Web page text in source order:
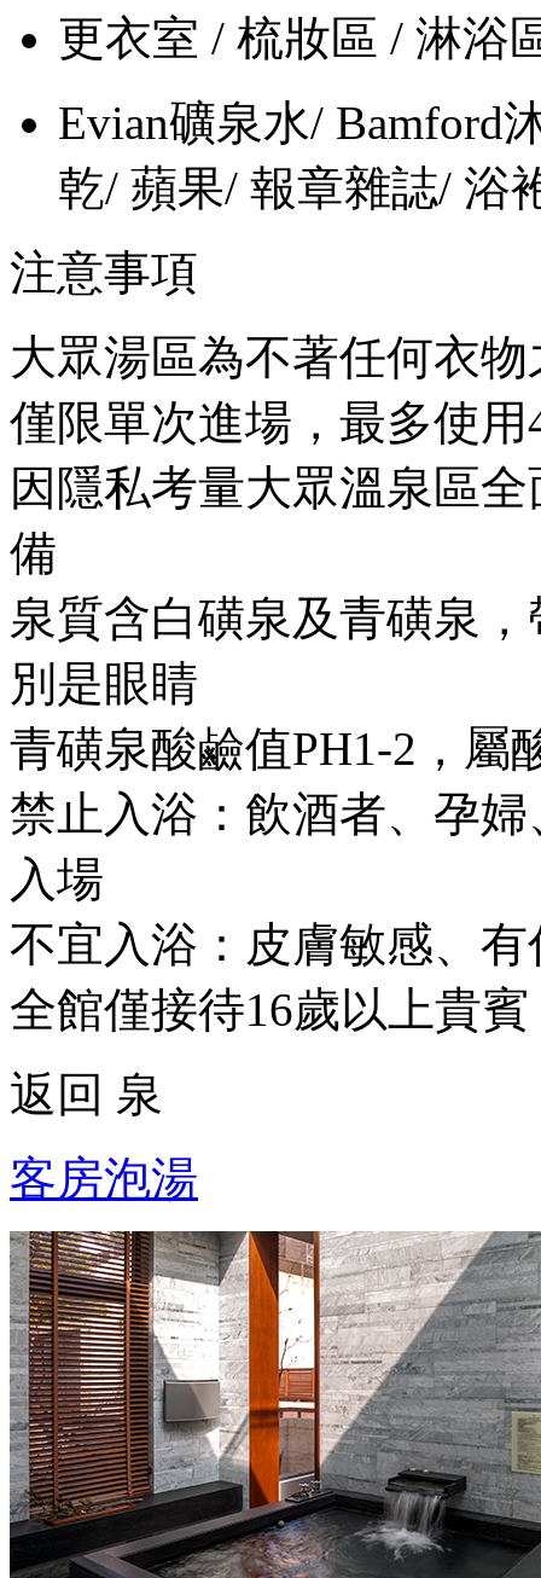
更衣室 / 梳妝區 / 淋浴
Evian礦泉水/ Bamford
乾/ 蘋果/ 報章雜誌/ 浴
注意事項
大眾湯區為不著任何衣物
僅限單次進場，最多使
因隱私考量大眾溫泉區
備
泉質含白磺泉及青磺泉
別是眼睛
青磺泉酸鹼值PH1-2，屬
禁止入浴：飲酒者、孕
入場
不宜入浴：皮膚敏感、有
全館僅接待16歲以上貴賓
返回 泉
客房泡湯